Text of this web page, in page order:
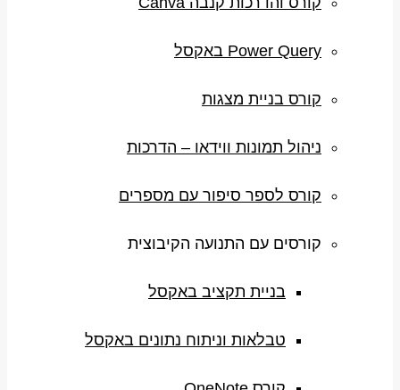
Power Query באקסל
קורס בניית מצגות
ניהול תמונות ווידאו – הדרכות
קורס לספר סיפור עם מספרים
קורסים עם התנועה הקיבוצית
בניית תקציב באקסל
טבלאות וניתוח נתונים באקסל